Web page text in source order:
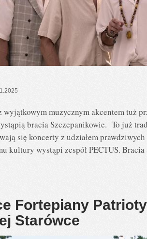
wyjątkowym muzycznym akcentem tuż
bracia Szczepanikowie. To już
się koncerty z udziałem
kultury wystąpi zespół PECTUS.
Fortepiany
Starówce